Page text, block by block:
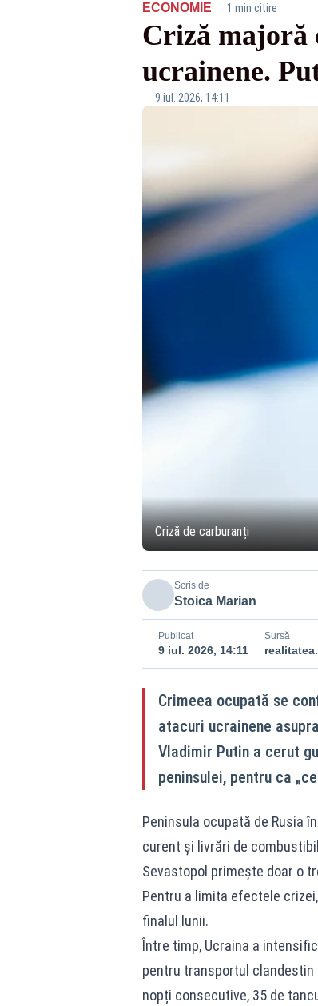
ECONOMIE· 1 min citire
Criză majoră
ucrainene.
9 iul. 2026, 14:11
Criză de carburanți
Scris de
Stoica Marian
Publicat
9 iul. 2026, 14:11
Sursă
Crimeea ocupată se
atacuri ucrainene
Vladimir Putin a cerut
peninsulei, pentru ca
Peninsula ocupată de Rusia
curent și livrări de
Sevastopol primește doar o
Pentru a limita efectele
finalul lunii.
Între timp, Ucraina a
pentru transportul clandestin
nopți consecutive, 35 de